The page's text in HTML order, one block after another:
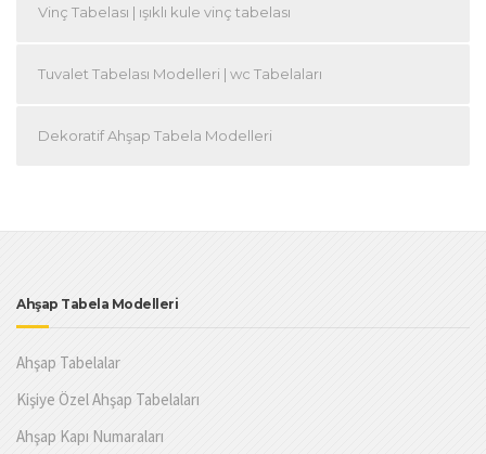
Vinç Tabelası | ışıklı kule vinç tabelası
Tuvalet Tabelası Modelleri | wc Tabelaları
Dekoratif Ahşap Tabela Modelleri
Ahşap Tabela Modelleri
Ahşap Tabelalar
Kişiye Özel Ahşap Tabelaları
Ahşap Kapı Numaraları